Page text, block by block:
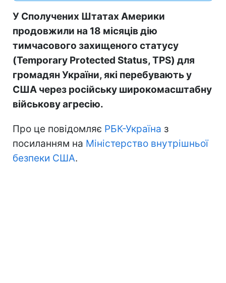
У Сполучених Штатах Америки
продовжили на 18 місяців дію
тимчасового захищеного статусу
(Temporary Protected Status, TPS) для
громадян України, які перебувають у
США через російську широкомасштабну
військову агресію.
Про це повідомляє РБК-Україна з
посиланням на Міністерство внутрішньої
безпеки США.